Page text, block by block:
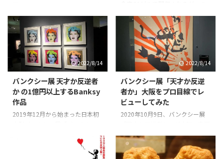
す。 そのリンクを下の画像に貼
ったので、画像をクリックする
と、公式展のサイトに飛べます。
公式展 ...
有名で、お客さんを拾う前のタク
シーだけが使うような場所でし
た。ちなみに、バンクシーもこの
型エキシビション、「バンクシー
って誰？（Who is Banksy?）」展
が2021年8月21日、朝11時から
始まった。 開催当日の朝、40分
前にバンクシー展の会場に到着し
たが並んでいるお客さんはまだい
なかった。 20〜30分前になると
一気に行列ができて、開場45分後
にはたくさんの来場者で賑わい、
作品をじっくり見るためには並ん
でいる前後の人に気を遣いながら
誰？」展を紹介する記事にも書い
たが、ふだんバンクシー作品を仲
つ目の大規模なバンクシー 展と
なる。 先に開催された国内初の
大型バンクシー 展「天才か反逆
者か」（2020年3月から横浜 →
大阪 → 名古屋 → 福岡）の開催に
より日本にもバンクシー の名や
作品、業績はこれまで特にアート
に興味を持っていなかった人たち
にも知れ渡って来ているが「バン
クシーって誰？」展の開催によっ
直に嬉し ...
2022/8/14
バンクシー展 天才か反逆者
か の1億円以上するBanksy
作品
2019年12月から始まった日本初
でも人気で、横浜、大阪と巡業
し、2021年2月からは名古屋で開
2022/8/14
バンクシー展「天才か反逆
者か」大阪をプロ目線でレ
ビューしてみた
2020年10月9日、バンクシー展
ATCギャラリーにやって来たので
初日、朝一で出かけてみた。横浜
開催から約半年。 ちなみに僕自